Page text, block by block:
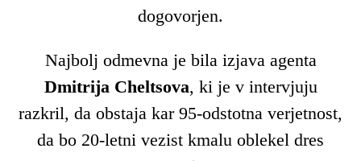
dogovorjen.
Najbolj odmevna je bila izjava agenta
Dmitrija Cheltsova, ki je v intervjuju
razkril, da obstaja kar 95-odstotna verjetnost,
da bo 20-letni vezist kmalu oblekel dres